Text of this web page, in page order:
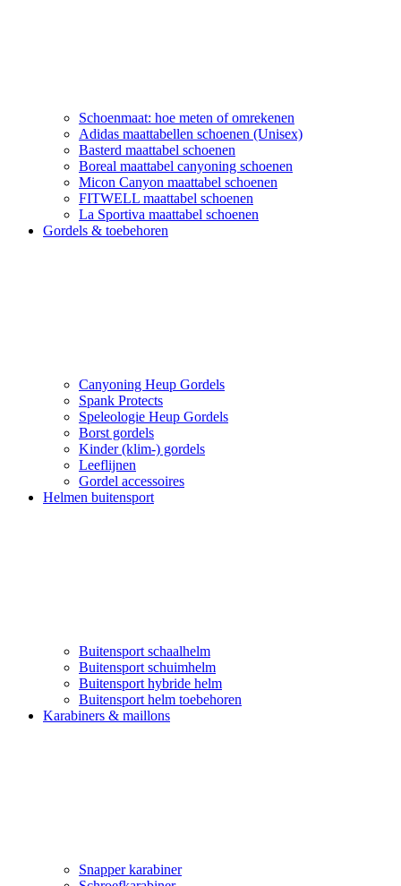
Schoenmaat: hoe meten of omrekenen
Adidas maattabellen schoenen (Unisex)
Basterd maattabel schoenen
Boreal maattabel canyoning schoenen
Micon Canyon maattabel schoenen
FITWELL maattabel schoenen
La Sportiva maattabel schoenen
Gordels & toebehoren
Canyoning Heup Gordels
Spank Protects
Speleologie Heup Gordels
Borst gordels
Kinder (klim-) gordels
Leeflijnen
Gordel accessoires
Helmen buitensport
Buitensport schaalhelm
Buitensport schuimhelm
Buitensport hybride helm
Buitensport helm toebehoren
Karabiners & maillons
Snapper karabiner